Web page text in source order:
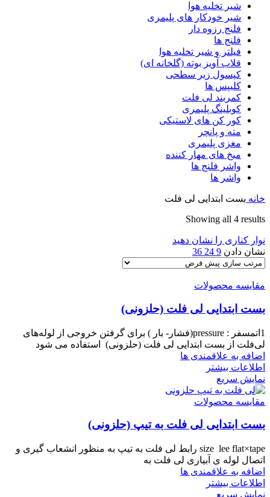
شیر تخلیه هوا
شیر خودکار های پلیمری
فلنج رزوه دار
فلنج ها
فیلتر و شیر تخلیه هوا
قلاب آویز بوته (گلخانه ای)
کپسول زیر سطحی
کلیپس ها
کمربند لی فلت
کوبلینگ پلیمری
کور کن های لاستیکی
مته و پانچر
مغزی پلیمری
میخ های مهار کننده
واشر فلنج ها
واشر ها
خانه بست ابتدایی لی فلت
Showing all 4 results
نوار کناری را نشان دهید
نشان دادن 9
24
36
مقایسه محصولات
بست ابتدایی لی فلت (حلزونی)
1اتمسفر : pressure(فشار- بار ) برای گرفتن خروجی از لوله‌های
لی‌فلت از بست ابتدایی لی فلت (حلزونی) استفاده می شود
اضافه به علاقمندی ها
اطلاعات بیشتر
نمایش سریع
مقایسه محصولات
بست ابتدایی لی فلت به تیپ (حلزونی)
size lee flat×tape رابط لی فلت به تیپ به منظور انشعاب گیری و
اتصال لوله ی آبیاری لی فلت به
اضافه به علاقمندی ها
اطلاعات بیشتر
نمایش سریع